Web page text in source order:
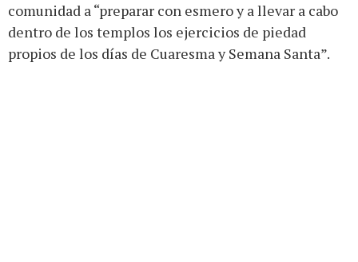
comunidad a “preparar con esmero y a llevar a cabo
dentro de los templos los ejercicios de piedad
propios de los días de Cuaresma y Semana Santa”.